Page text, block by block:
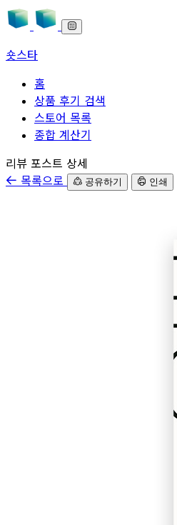
숏스타
홈
상품 후기 검색
스토어 목록
종합 계산기
본문으로 바로가기
리뷰 포스트 상세
목록으로
공유하기 인쇄